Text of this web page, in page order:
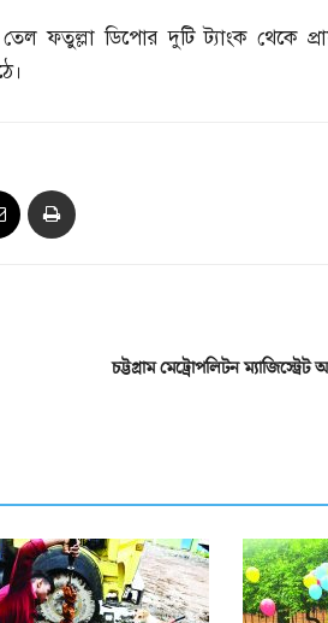
ফতুল্লা ডিপোর দুটি ট্যাংক থেকে
চট্টগ্রাম মেট্রোপলিটন